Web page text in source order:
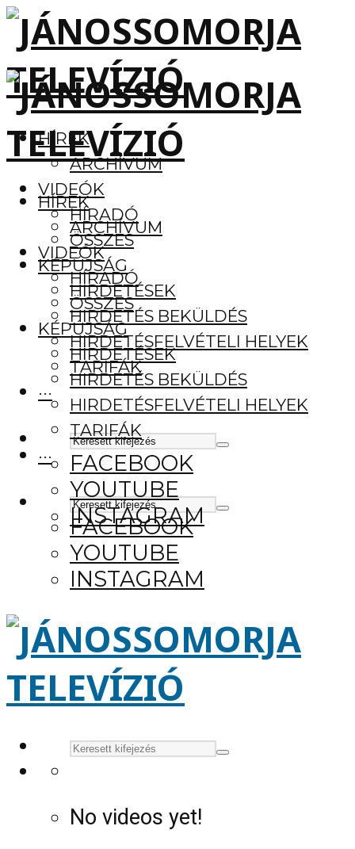
HÍREK
ARCHÍVUM
VIDEÓK
HÍRADÓ
ÖSSZES
KÉPÚJSÁG
HIRDETÉSEK
HIRDETÉS BEKÜLDÉS
HIRDETÉSFELVÉTELI HELYEK
TARIFÁK
···
FACEBOOK
YOUTUBE
INSTAGRAM
HÍREK
ARCHÍVUM
VIDEÓK
HÍRADÓ
ÖSSZES
KÉPÚJSÁG
HIRDETÉSEK
HIRDETÉS BEKÜLDÉS
HIRDETÉSFELVÉTELI HELYEK
TARIFÁK
···
FACEBOOK
YOUTUBE
INSTAGRAM
No videos yet!